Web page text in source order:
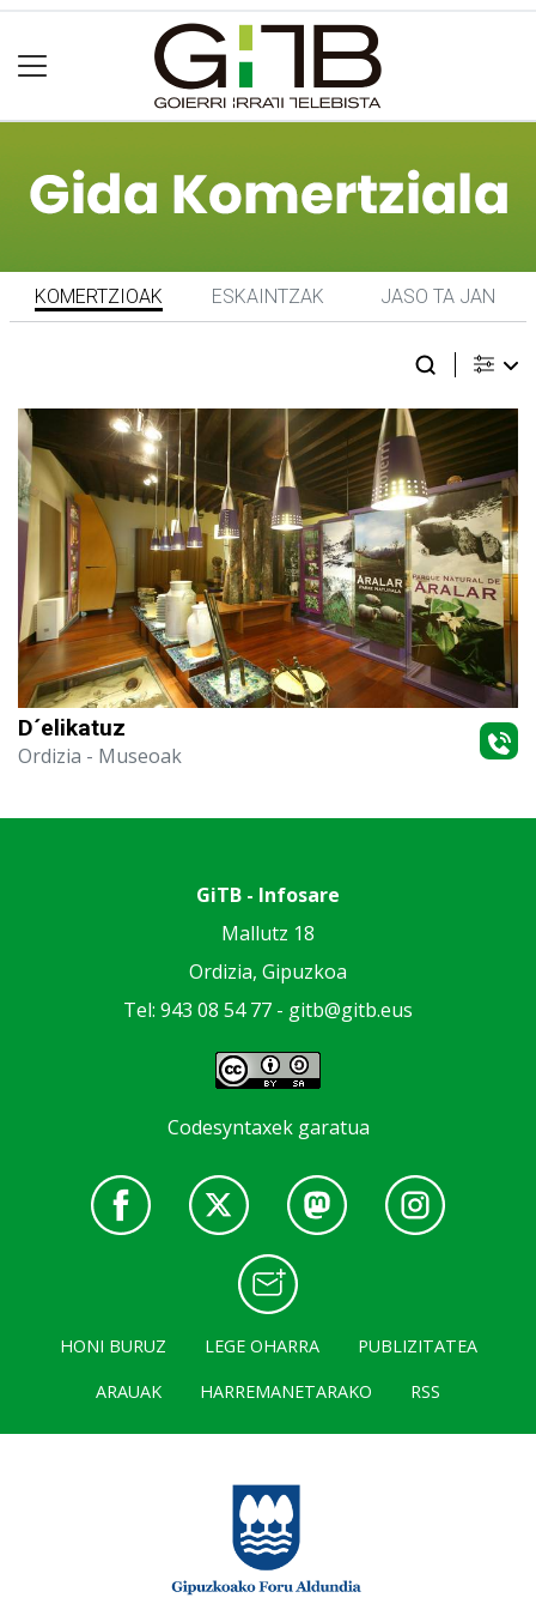
KOMERTZIOAK ESKAINTZAK JASO TA JAN
D´elikatuz
Ordizia - Museoak
GiTB - Infosare
Mallutz 18
Ordizia, Gipuzkoa
Tel: 943 08 54 77 - gitb@gitb.eus
Codesyntaxek garatua
HONI BURUZ LEGE OHARRA
PUBLIZITATEA
ARAUAK
HARREMANETARAKO RSS